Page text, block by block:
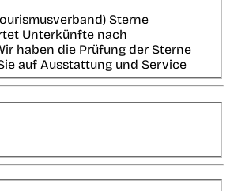
Sterne
Unterkünfte nach
haben die Prüfung der Sterne
auf Ausstattung und Service